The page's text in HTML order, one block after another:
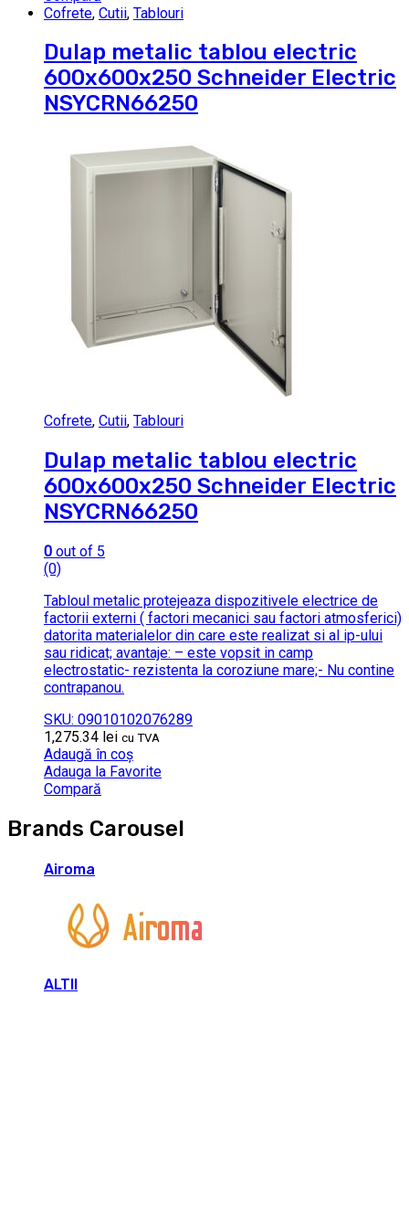
Cofrete, Cutii, Tablouri
Dulap metalic tablou electric
600x600x250 Schneider Electric
NSYCRN66250
Cofrete, Cutii, Tablouri
Dulap metalic tablou electric
600x600x250 Schneider Electric
NSYCRN66250
0 out of 5
(0)
Tabloul metalic protejeaza dispozitivele electrice de
factorii externi ( factori mecanici sau factori atmosferici)
datorita materialelor din care este realizat si al ip-ului
sau ridicat; avantaje: – este vopsit in camp
electrostatic- rezistenta la coroziune mare;- Nu contine
contrapanou.
SKU: 09010102076289
1,275.34 lei cu TVA
Adaugă în coș
Adauga la Favorite
Compară
Brands Carousel
Airoma
ALTII